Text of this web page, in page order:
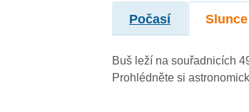
Počasí
Buš leží na souřadnicích
Prohlédněte si